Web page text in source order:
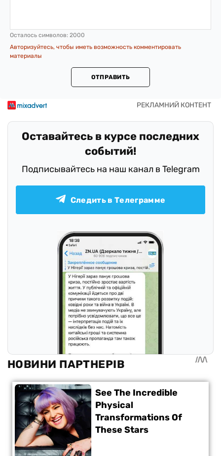
Осталось символов: 2000
Авторизуйтесь, чтобы иметь возможность комментировать
материалы
ОТПРАВИТЬ
Оставайтесь в курсе последних
событий!
Подписывайтесь на наш канал в Telegram
Следить в Телеграмме